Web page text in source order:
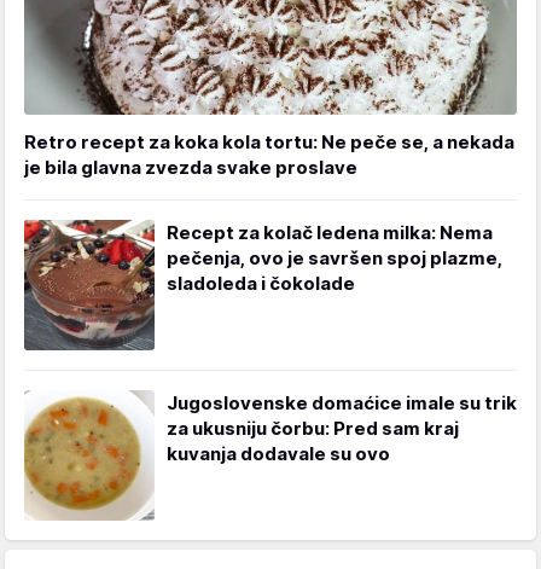
Retro recept za koka kola tortu: Ne peče se, a nekada
je bila glavna zvezda svake proslave
Recept za kolač ledena milka: Nema
pečenja, ovo je savršen spoj plazme,
sladoleda i čokolade
Jugoslovenske domaćice imale su trik
za ukusniju čorbu: Pred sam kraj
kuvanja dodavale su ovo